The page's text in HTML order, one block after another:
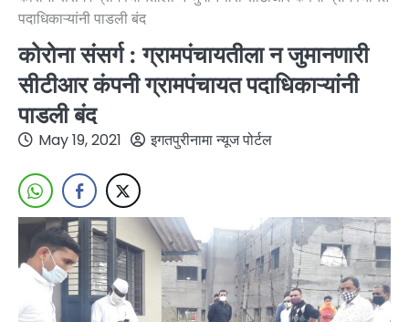
पदाधिकाऱ्यांनी पाडली बंद
कोरोना संसर्ग : ग्रामपंचायतीला न जुमानणारी
सीटीआर कंपनी ग्रामपंचायत पदाधिकाऱ्यांनी
पाडली बंद
May 19, 2021 इगतपुरीनामा न्यूज पोर्टल